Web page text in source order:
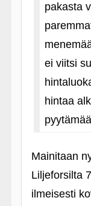
pakasta
ei viitsi
hintaa
Mainitaan
Liljeforsilta
ilmeisesti